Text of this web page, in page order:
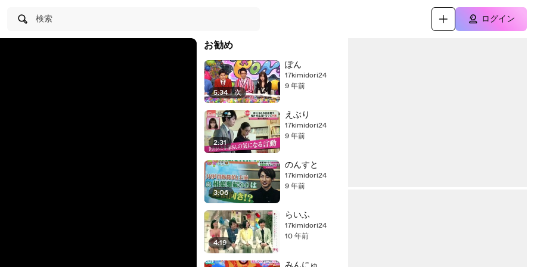
検索 ログイン
お勧め
5:34 | 次
ぽん
17kimidori24
9 年前
2:31
えぶり
17kimidori24
9 年前
3:06
のんすと
17kimidori24
9 年前
4:19
らいふ
17kimidori24
10 年前